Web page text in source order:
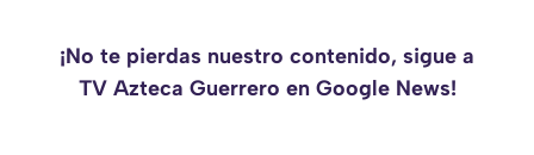
¡No te pierdas nuestro contenido, sigue a
TV Azteca Guerrero en Google News!